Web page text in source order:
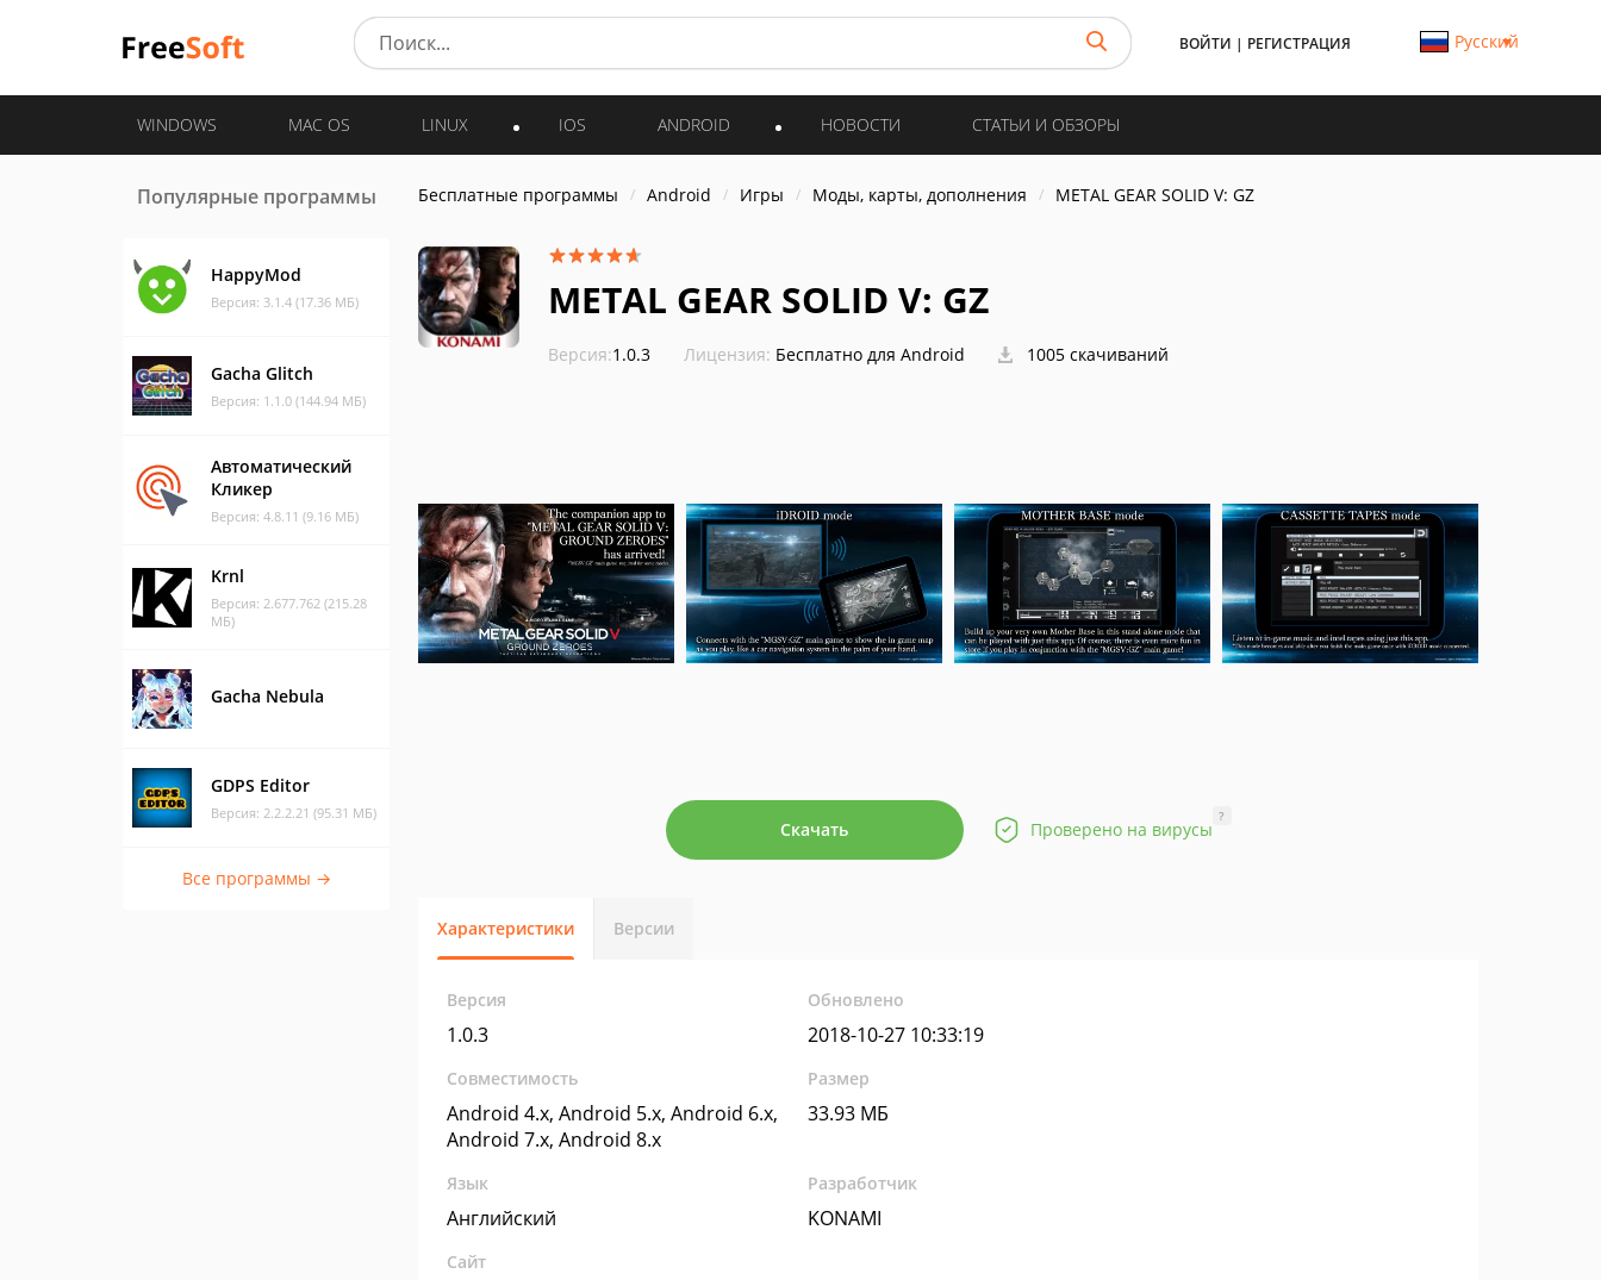
ВОЙТИ | РЕГИСТРАЦИЯ Русский
WINDOWS MAC OS LINUX IOS ANDROID НОВОСТИ СТАТЬИ И ОБЗОРЫ
Популярные программы
HappyMod
Версия: 3.1.4 (17.36 МБ)
Gacha Glitch
Версия: 1.1.0 (144.94 МБ)
Автоматический
Кликер
Версия: 4.8.11 (9.16 МБ)
Krnl
Версия: 2.677.762 (215.28
МБ)
Gacha Nebula
GDPS Editor
Версия: 2.2.2.21 (95.31 МБ)
Все программы →
Бесплатные программы Android Игры Моды, карты, дополнения METAL GEAR SOLID V: GZ
METAL GEAR SOLID V: GZ
Версия:1.0.3 Лицензия: Бесплатно для Android 1005 скачиваний
Скачать Проверено на вирусы
?
Характеристики Версии
Версия
1.0.3
Обновлено
2018-10-27 10:33:19
Совместимость
Android 4.x, Android 5.x, Android 6.x,
Android 7.x, Android 8.x
Размер
33.93 МБ
Язык
Английский
Разработчик
KONAMI
Сайт